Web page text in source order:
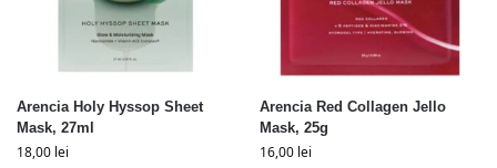
Arencia Holy Hyssop Sheet
Mask, 27ml
18,00 lei
Arencia Red Collagen Jello
Mask, 25g
16,00 lei